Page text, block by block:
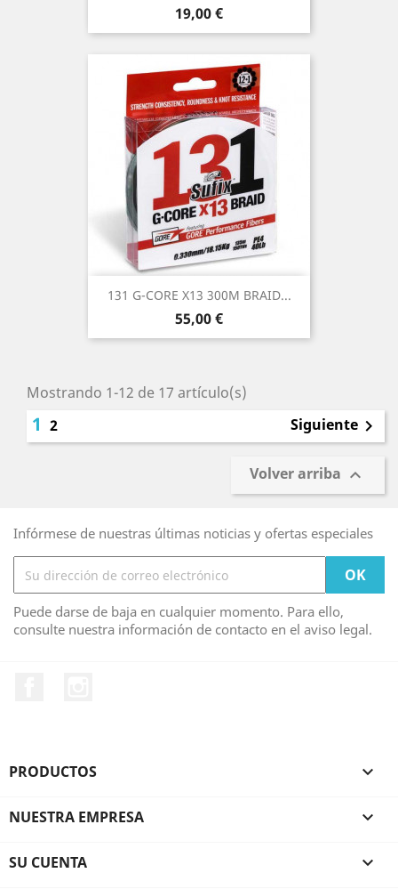
Precio
19,00 €
131 G-CORE X13 300M BRAID...
Precio
55,00 €
Mostrando 1-12 de 17 artículo(s)
1 2 Siguiente 
Volver arriba 
Infórmese de nuestras últimas noticias y ofertas especiales
Puede darse de baja en cualquier momento. Para ello,
consulte nuestra información de contacto en el aviso legal.
PRODUCTOS 
NUESTRA EMPRESA 
SU CUENTA 